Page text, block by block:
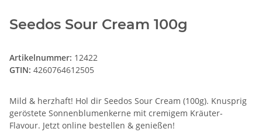
Seedos Sour Cream 100g
Artikelnummer: 12422
GTIN: 4260764612505
Mild & herzhaft! Hol dir Seedos Sour Cream (100g). Knusprig
geröstete Sonnenblumenkerne mit cremigem Kräuter-
Flavour. Jetzt online bestellen & genießen!